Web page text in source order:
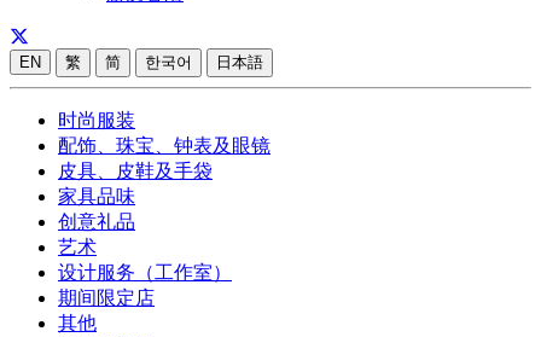
EN 繁 简 한국어 日本語
时尚服装
配饰、珠宝、钟表及眼镜
皮具、皮鞋及手袋
家具品味
创意礼品
艺术
设计服务（工作室）
期间限定店
其他